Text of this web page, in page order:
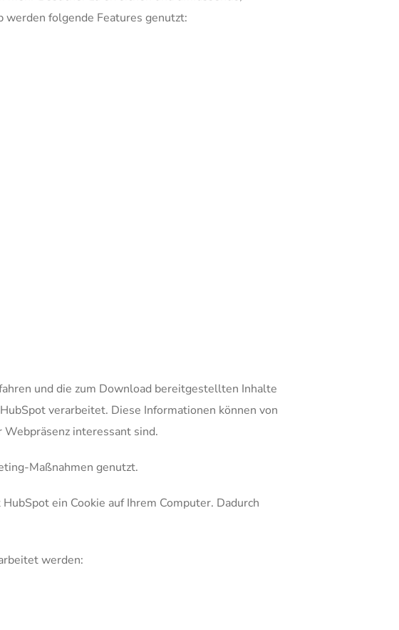
werden folgende Features genutzt:
und die zum Download bereitgestellten Inhalte
verarbeitet. Diese Informationen können von
interessant sind.
Maßnahmen genutzt.
ein Cookie auf Ihrem Computer. Dadurch
werden: